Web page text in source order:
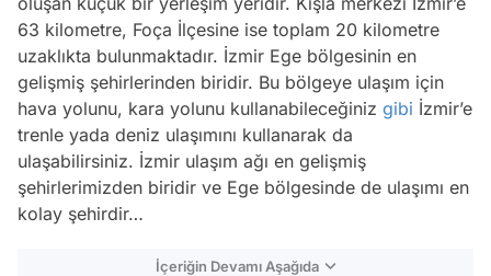
63 kilometre, Foça İlçesine ise toplam 20 kilometre
uzaklıkta bulunmaktadır. İzmir Ege bölgesinin en
gelişmiş şehirlerinden biridir. Bu bölgeye ulaşım için
hava yolunu, kara yolunu kullanabileceğiniz gibi İzmir’e
trenle yada deniz ulaşımını kullanarak da
ulaşabilirsiniz. İzmir ulaşım ağı en gelişmiş
şehirlerimizden biridir ve Ege bölgesinde de ulaşımı en
kolay şehirdir…
İçeriğin Devamı Aşağıda